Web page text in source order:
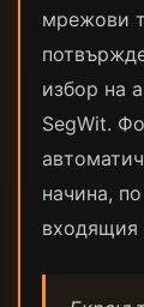
мрежови
избор на
SegWit.
начина,
входящия